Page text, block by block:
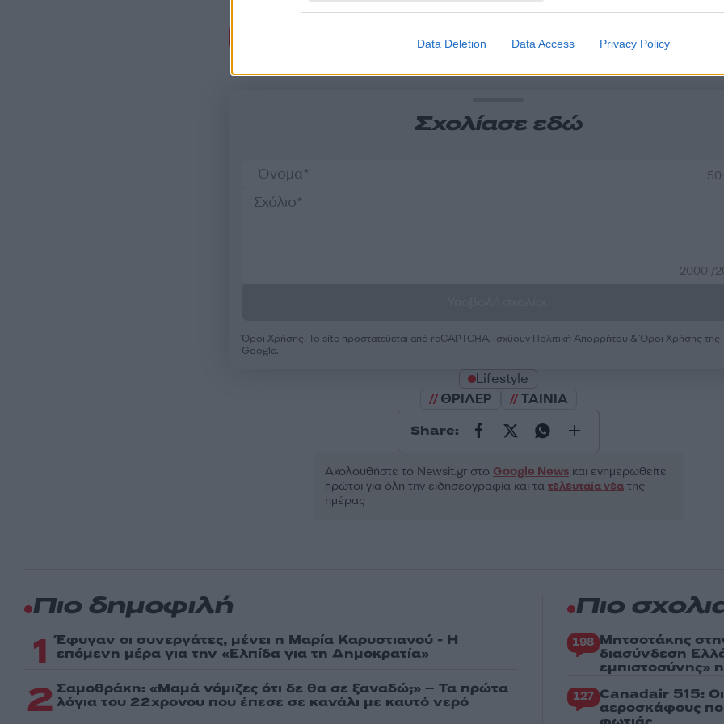
Data Deletion Data Access Privacy Policy
Σχολίασε εδώ
2000 /
Όροι Χρήσης. Το site προστατεύεται από reCAPTCHA, ισχύουν Πολιτική Απορρήτου &Όροι Χρήσης της
Google.
Lifestyle
ΘΡΙΛΕΡ
ΤΑΙΝΙΑ
Share:
Ακολουθήστε το Νewsit.gr στο Google Newsκαι ενημερωθείτε
πρώτοι για όλη την ειδησεογραφία και τα τελευταία νέατης
ημέρας
Πιο δημοφιλή
1 Έφυγαν οι συνεργάτες, μένει η Μαρία Καρυστιανού - Η
επόμενη μέρα για την «Ελπίδα για τη Δημοκρατία»
2 Σαμοθράκη: «Μαμά νόμιζες ότι δε θα σε ξαναδώ;» – Τα πρώτα
λόγια του 22χρονου που έπεσε σε κανάλι με καυτό νερό
Πιο
198 Μητσοτάκης
διασύνδεση
εμπιστοσύνης»
127 Canadair 515:
αεροσκάφους